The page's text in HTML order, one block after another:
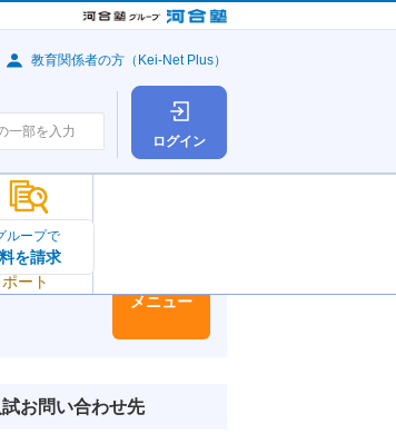
ログイン
の今
ック＆
ポート
教育関係者の方（Kei-Net Plus）
ループで
を請求
メニュー
試お問い合わせ先